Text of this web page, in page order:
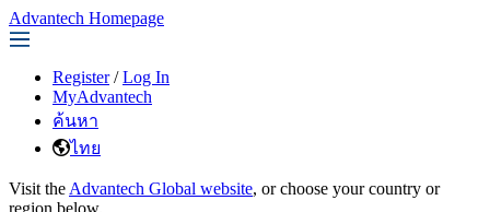
Advantech Homepage
Register / Log In
MyAdvantech
ค้นหา
ไทย
Visit the Advantech Global website, or choose your country or